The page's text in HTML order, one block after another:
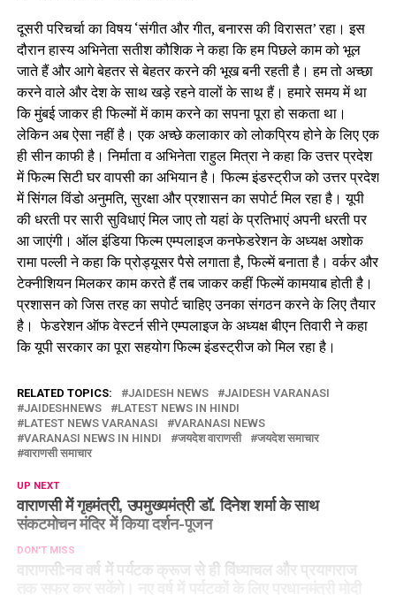
दूसरी परिचर्चा का विषय ‘संगीत और गीत, बनारस की विरासत’ रहा। इस
दौरान हास्य अभिनेता सतीश कौशिक ने कहा कि हम पिछले काम को भूल
जाते हैं और आगे बेहतर से बेहतर करने की भूख बनी रहती है। हम तो अच्छा
करने वाले और देश के साथ खड़े रहने वालों के साथ हैं। हमारे समय में था
कि मुंबई जाकर ही फिल्मों में काम करने का सपना पूरा हो सकता था।
लेकिन अब ऐसा नहीं है। एक अच्छे कलाकार को लोकप्रिय होने के लिए एक
ही सीन काफी है। निर्माता व अभिनेता राहुल मित्रा ने कहा कि उत्तर प्रदेश
में फिल्म सिटी घर वापसी का अभियान है। फिल्म इंडस्ट्रीज को उत्तर प्रदेश
में सिंगल विंडो अनुमति, सुरक्षा और प्रशासन का सपोर्ट मिल रहा है। यूपी
की धरती पर सारी सुविधाएं मिल जाए तो यहां के प्रतिभाएं अपनी धरती पर
आ जाएंगी। ऑल इंडिया फिल्म एम्पलाइज कनफेडरेशन के अध्यक्ष अशोक
रामा पल्ली ने कहा कि प्रोड्यूसर पैसे लगाता है, फिल्में बनाता है। वर्कर और
टेक्नीशियन मिलकर काम करते हैं तब जाकर कहीं फिल्में कामयाब होती है।
प्रशासन को जिस तरह का सपोर्ट चाहिए उनका संगठन करने के लिए तैयार
है। फेडरेशन ऑफ वेस्टर्न सीने एम्पलाइज के अध्यक्ष बीएन तिवारी ने कहा
कि यूपी सरकार का पूरा सहयोग फिल्म इंडस्ट्रीज को मिल रहा है।
RELATED TOPICS: JAIDESH NEWS
JAIDESH VARANASI
JAIDESHNEWS
LATEST NEWS IN HINDI
LATEST NEWS VARANASI
VARANASI NEWS
VARANASI NEWS IN HINDI
जयदेश वाराणसी
जयदेश समाचार
वाराणसी समाचार
UP NEXT
वाराणसी में गृहमंत्री, उपमुख्यमंत्री डॉ. दिनेश शर्मा के साथ
संकटमोचन मंदिर में किया दर्शन-पूजन
DON'T MISS
वाराणसी:नव वर्ष में पर्यटक क्रूज से ही विंध्याचल और प्रयागराज